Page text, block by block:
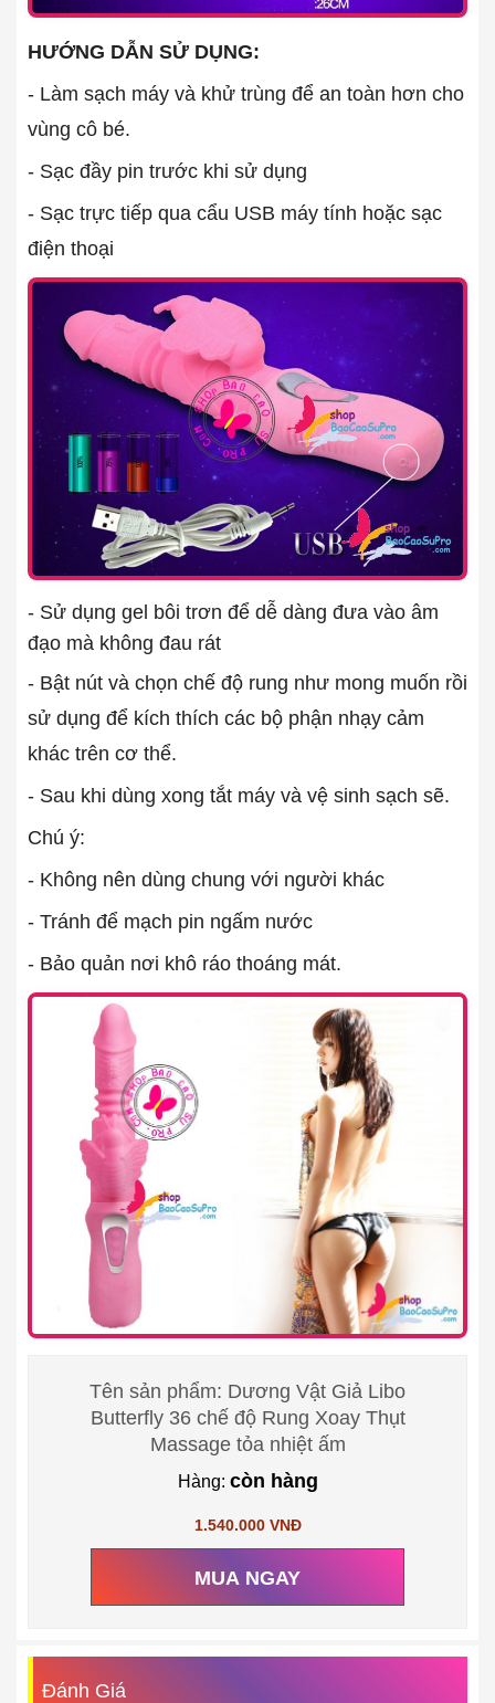
HƯỚNG DẪN SỬ DỤNG:
- Làm sạch máy và khử trùng để an toàn hơn cho
vùng cô bé.
- Sạc đầy pin trước khi sử dụng
- Sạc trực tiếp qua cẩu USB máy tính hoặc sạc
điện thoại
- Sử dụng gel bôi trơn để dễ dàng đưa vào âm
đạo mà không đau rát
- Bật nút và chọn chế độ rung như mong muốn rồi
sử dụng để kích thích các bộ phận nhạy cảm
khác trên cơ thể.
- Sau khi dùng xong tắt máy và vệ sinh sạch sẽ.
Chú ý:
- Không nên dùng chung với người khác
- Tránh để mạch pin ngấm nước
- Bảo quản nơi khô ráo thoáng mát.
Tên sản phẩm: Dương Vật Giả Libo
Butterfly 36 chế độ Rung Xoay Thụt
Massage tỏa nhiệt ấm
Hàng: còn hàng
1.540.000 VNĐ
MUA NGAY
Đánh Giá